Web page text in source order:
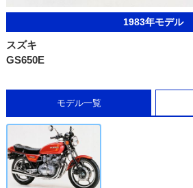
1983年モデル
スズキ
GS650E
モデル一覧